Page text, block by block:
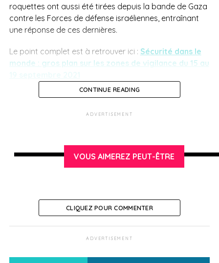
roquettes ont aussi été tirées depuis la bande de Gaza
contre les Forces de défense israéliennes, entraînant
une réponse de ces dernières.
Le point complet est à retrouver ici : Sécurité dans le
monde : gros plan sur les zones de vigilance du 15 au
CONTINUE READING
ADVERTISEMENT
VOUS AIMEREZ PEUT-ÊTRE
CLIQUEZ POUR COMMENTER
ADVERTISEMENT